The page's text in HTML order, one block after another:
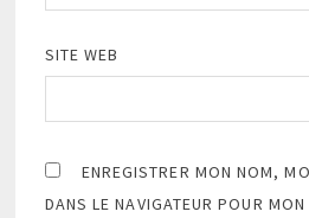
SITE WEB
ENREGISTRER MON NOM,
DANS LE NAVIGATEUR POUR